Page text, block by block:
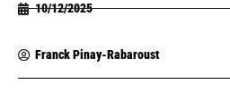
10/12/2025
Franck Pinay-Rabaroust